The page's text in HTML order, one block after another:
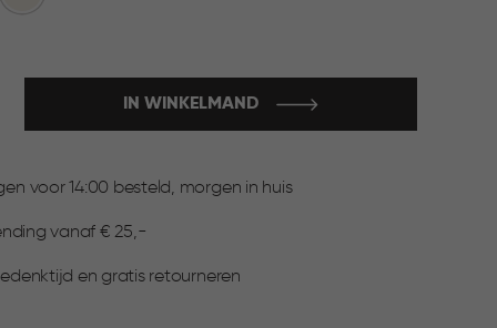
IN WINKELMAND
voor 14:00 besteld, morgen in huis
vanaf € 25,-
en gratis retourneren